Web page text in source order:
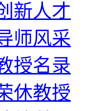
新人才
师风采
授名录
休教授